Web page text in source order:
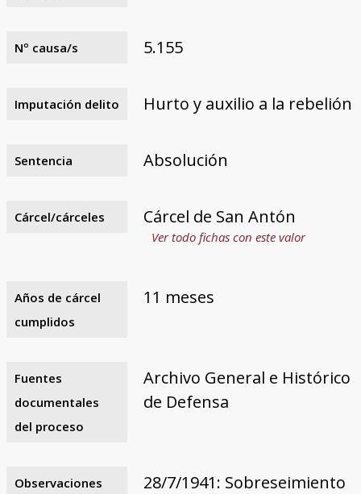
Nº causa/s 5.155
Imputación delito Hurto y auxilio a la rebelión
Sentencia Absolución
Cárcel/cárceles Cárcel de San Antón
Ver todo fichas con este valor
Años de cárcel
cumplidos
11 meses
Fuentes
documentales
del proceso
Archivo General e Histórico
de Defensa
Observaciones
28/7/1941: Sobreseimiento